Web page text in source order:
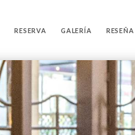
RESERVA GALERÍA RESEÑA